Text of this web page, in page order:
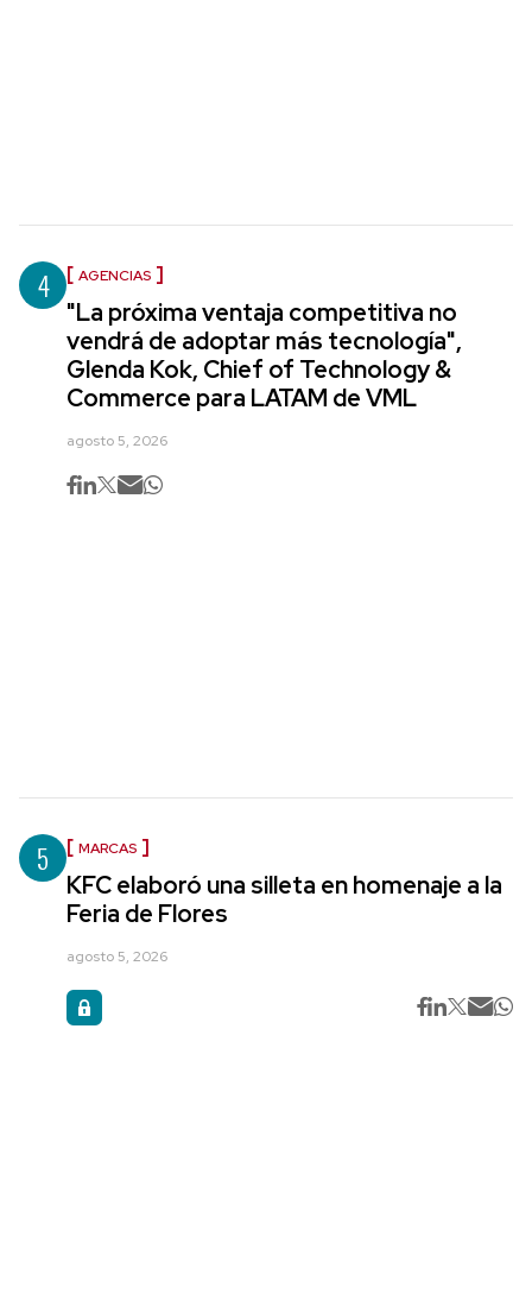
4 AGENCIAS
"La próxima ventaja competitiva no
vendrá de adoptar más tecnología",
Glenda Kok, Chief of Technology &
Commerce para LATAM de VML
agosto 5, 2026
5 MARCAS
KFC elaboró una silleta en homenaje a la
Feria de Flores
agosto 5, 2026